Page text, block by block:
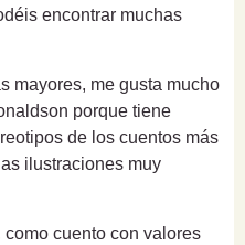
encontrar muchas
mayores, me gusta mucho
porque tiene
de los cuentos más
ilustraciones muy
cuento con valores